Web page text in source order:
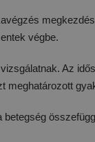
végbe.
Az
meghatározott